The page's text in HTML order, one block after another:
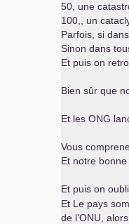
50, une
100,, un
Parfois, si
Sinon dans
Et puis on
Bien sûr que
Et les ONG
Vous
Et notre bonne
Et puis on
Et Le pays
de l’ONU ,